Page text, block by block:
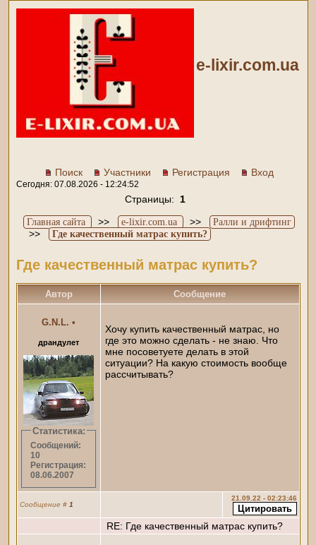
e-lixir.com.ua
Поиск Участники Регистрация Вход
Сегодня: 07.08.2026 - 12:24:52
Страницы: 1
Главная сайта >> e-lixir.com.ua >> Ралли и дрифтинг
>> Где качественный матрас купить?
Где качественный матрас купить?
Автор Сообщение
G.N.L. •
драндулет
Статистика:
Сообщений:
10
Регистрация:
08.06.2007
Хочу купить качественный матрас, но
где это можно сделать - не знаю. Что
мне посоветуете делать в этой
ситуации? На какую стоимость вообще
рассчитывать?
Сообщение # 1
21.09.22 - 02:23:46
RE: Где качественный матрас купить?